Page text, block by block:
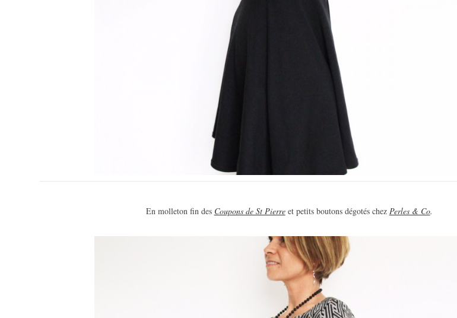
En molleton fin des Coupons de St Pierreet petits boutons dégotés chez Perles & Co.